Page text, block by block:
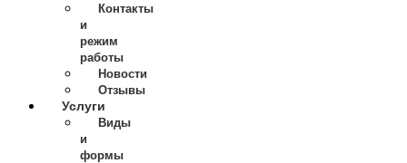
Контакты
и
режим
работы
Новости
Отзывы
Услуги
Виды
и
формы